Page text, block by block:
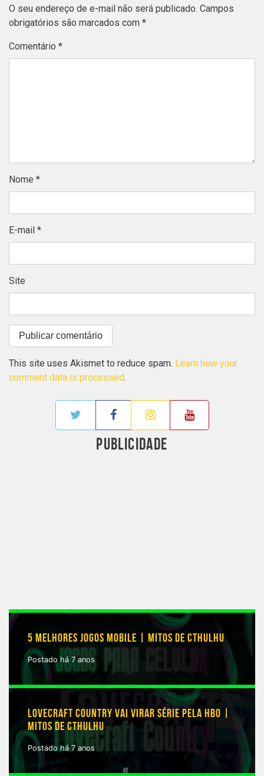
O seu endereço de e-mail não será publicado. Campos
obrigatórios são marcados com *
Comentário *
Nome *
E-mail *
Site
This site uses Akismet to reduce spam. Learn how your
comment data is processed.
PUBLICIDADE
5 MELHORES JOGOS MOBILE | MITOS DE CTHULHU
Postado há 7 anos
LOVECRAFT COUNTRY VAI VIRAR SÉRIE PELA HBO |
MITOS DE CTHULHU
Postado há 7 anos